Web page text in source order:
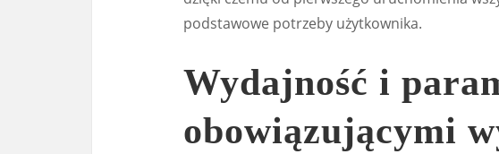
podstawowe potrzeby użytkownika.
Wydajność i
obowiązującymi